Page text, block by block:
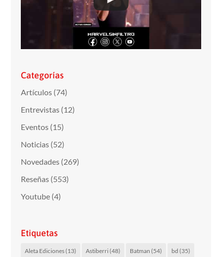
Categorías
Artículos (74)
Entrevistas (12)
Eventos (15)
Noticias (52)
Novedades (269)
Reseñas (553)
Youtube (4)
Etiquetas
Aleta Ediciones(13) Astiberri(48) Batman (54) bd (35)